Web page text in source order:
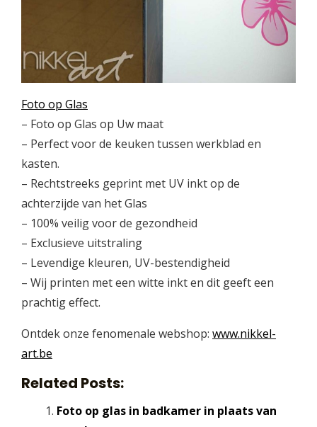
Foto op Glas
– Foto op Glas op Uw maat
– Perfect voor de keuken tussen werkblad en
kasten.
– Rechtstreeks geprint met UV inkt op de
achterzijde van het Glas
– 100% veilig voor de gezondheid
– Exclusieve uitstraling
– Levendige kleuren, UV-bestendigheid
– Wij printen met een witte inkt en dit geeft een
prachtig effect.
Ontdek onze fenomenale webshop: www.nikkel-
art.be
Related Posts:
Foto op glas in badkamer in plaats van